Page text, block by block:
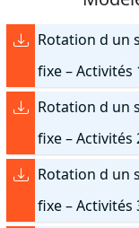
Rotation d un
fixe – Activités
Rotation d un
fixe – Activités
Rotation d un
fixe – Activités